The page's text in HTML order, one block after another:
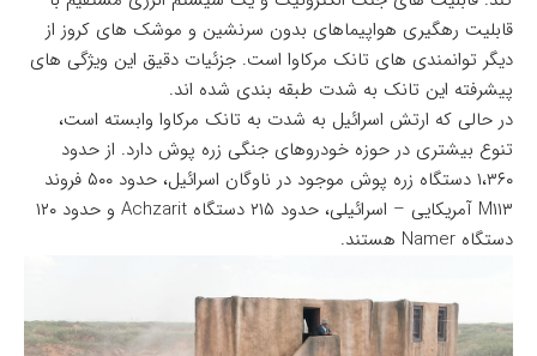
قابلیت رهگیری هواپیماهای بدون سرنشین و موشک های کروز از
دیگر توانمندی های تانک مرکاوا است. جزئیات دقیق این ویژگی های
پیشرفته این تانک به شدت طبقه بندی شده اند.
در حالی که ارتش اسرائیل به شدت به تانک مرکاوا وابسته است،
تنوع بیشتری در حوزه خودروهای جنگی زره پوش دارد. از حدود
۱،۳۶۰ دستگاه زره پوش موجود در ناوگان اسرائیل، حدود ۵۰۰ فروند
M۱۱۳ آمریکایی – اسرائیلی، حدود ۲۱۵ دستگاه Achzarit و حدود ۱۲۰
دستگاه Namer هستند.